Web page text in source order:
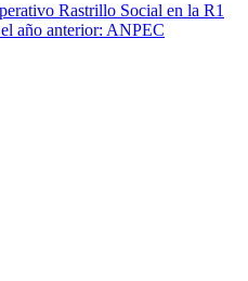
Rastrillo Social en la R1
año anterior: ANPEC